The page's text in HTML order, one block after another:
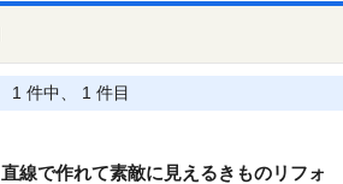
1 件中、 1 件目
直線で作れて素敵に見えるきものリフォ